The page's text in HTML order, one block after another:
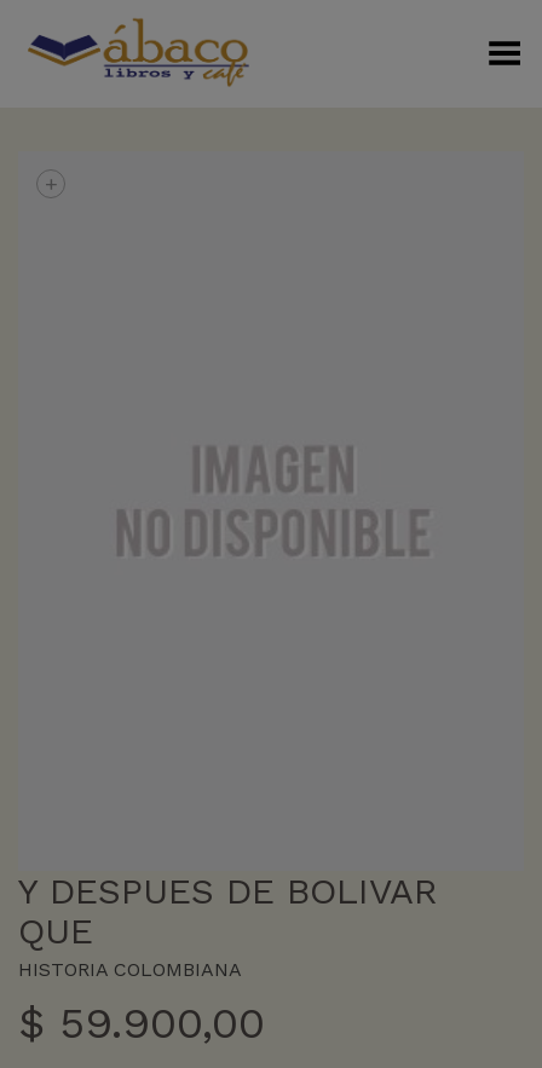
Menú Alterno
+
Y DESPUES DE BOLIVAR
QUE
HISTORIA COLOMBIANA
$ 59.900,00